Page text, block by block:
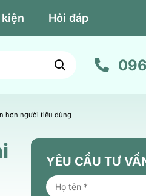
Hỏi đáp
hơn người tiêu dùng
YÊU CẦU TƯ